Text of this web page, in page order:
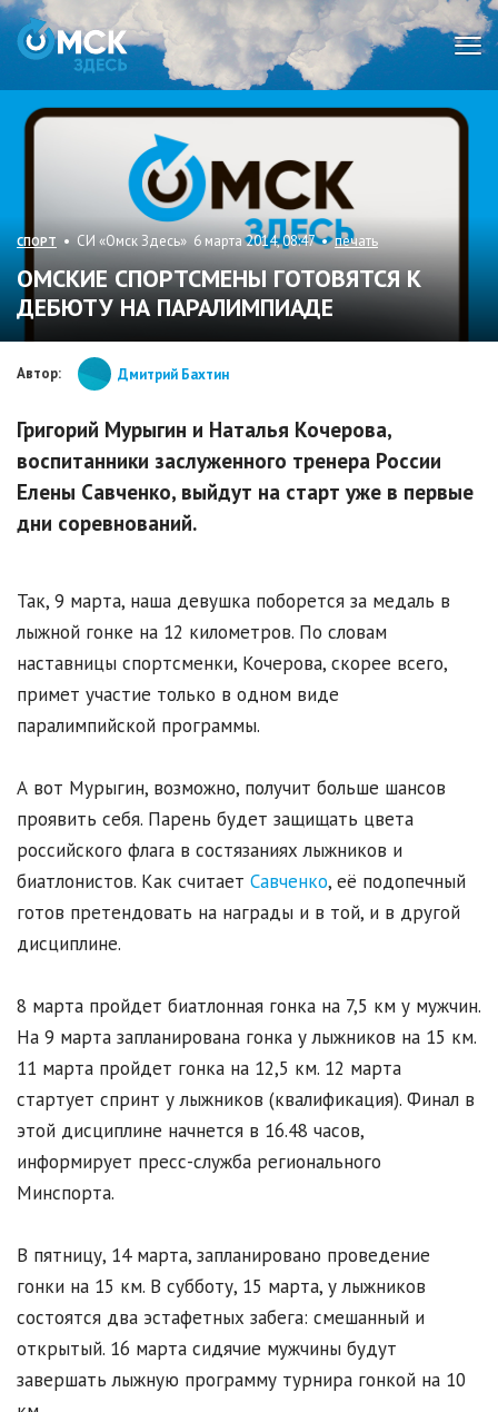
СПОРТ • СИ «Омск Здесь» 6 марта 2014, 08:47 •печать
ОМСКИЕ СПОРТСМЕНЫ ГОТОВЯТСЯ К
ДЕБЮТУ НА ПАРАЛИМПИАДЕ
Автор: Дмитрий Бахтин
Григорий Мурыгин и Наталья Кочерова,
воспитанники заслуженного тренера России
Елены Савченко, выйдут на старт уже в первые
дни соревнований.
Так, 9 марта, наша девушка поборется за медаль в
лыжной гонке на 12 километров. По словам
наставницы спортсменки, Кочерова, скорее всего,
примет участие только в одном виде
паралимпийской программы.
А вот Мурыгин, возможно, получит больше шансов
проявить себя. Парень будет защищать цвета
российского флага в состязаниях лыжников и
биатлонистов. Как считает Савченко, её подопечный
готов претендовать на награды и в той, и в другой
дисциплине.
8 марта пройдет биатлонная гонка на 7,5 км у мужчин.
На 9 марта запланирована гонка у лыжников на 15 км.
11 марта пройдет гонка на 12,5 км. 12 марта
стартует спринт у лыжников (квалификация). Финал в
этой дисциплине начнется в 16.48 часов,
информирует пресс-служба регионального
Минспорта.
В пятницу, 14 марта, запланировано проведение
гонки на 15 км. В субботу, 15 марта, у лыжников
состоятся два эстафетных забега: смешанный и
открытый. 16 марта сидячие мужчины будут
завершать лыжную программу турнира гонкой на 10